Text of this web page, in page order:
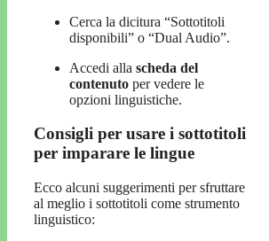
Cerca la dicitura “Sottotitoli
disponibili” o “Dual Audio”.
Accedi alla scheda del
contenuto per vedere le
opzioni linguistiche.
Consigli per usare i sottotitoli
per imparare le lingue
Ecco alcuni suggerimenti per sfruttare
al meglio i sottotitoli come strumento
linguistico: